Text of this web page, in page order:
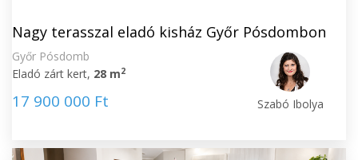
Nagy terasszal eladó kisház Győr Pósdombon
Győr Pósdomb
Eladó zárt kert, 28 m2
17 900 000 Ft Szabó Ibolya